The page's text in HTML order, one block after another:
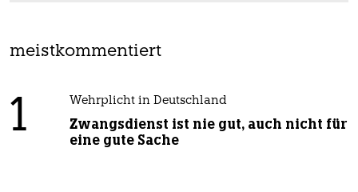
meistkommentiert
1 Wehrplicht in Deutschland
Zwangsdienst ist nie gut, auch nicht für
eine gute Sache